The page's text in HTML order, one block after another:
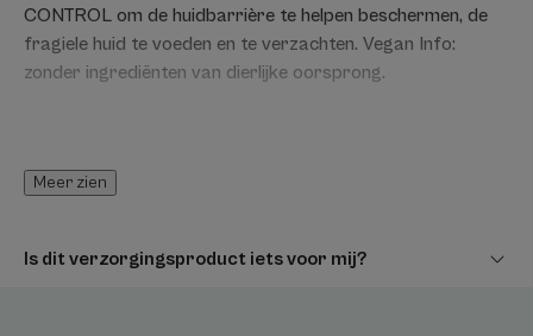
CONTROL om de huidbarrière te helpen beschermen, de
fragiele huid te voeden en te verzachten. Vegan Info:
zonder ingrediënten van dierlijke oorsprong.
HET WOORD VAN DE DESKUNDIGE
Meer zien
Is dit verzorgingsproduct iets voor mij?